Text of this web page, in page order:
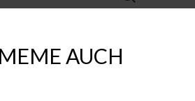
nach:
AUCH